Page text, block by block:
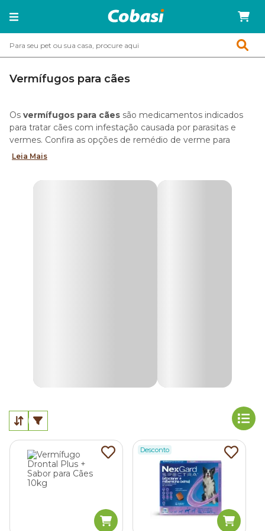
Vermífugos para cães
Os vermífugos para cães são medicamentos indicados
para tratar cães com infestação causada por parasitas e
vermes. Confira as opções de remédio de verme para
cachorro à disposição na Cobasi e comece hoje o
Como o cachorro contrai verme?
meio da picada de mosquitos e pulgas que sejam
investir preventivamente em remédio de verme.
Como funciona o vermífugo para cães?
O vermífugo para cães funciona atacando diretamente os
vermes que estão no organismo do animal, fazendo com
que eles sejam eliminados juntos com as fezes pet. Ele
pode ser administrado preventivamente, o que evita que o
parasita se desenvolva no organismo.
Leia Mais
Desconto